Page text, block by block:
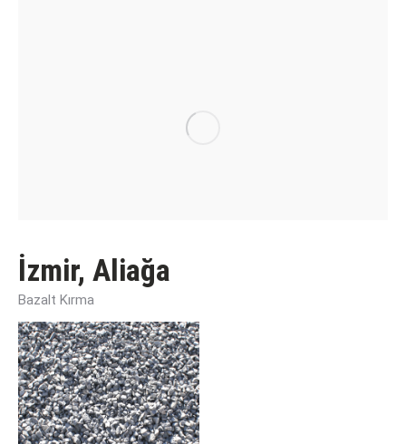
İzmir, Aliağa
Bazalt Kırma